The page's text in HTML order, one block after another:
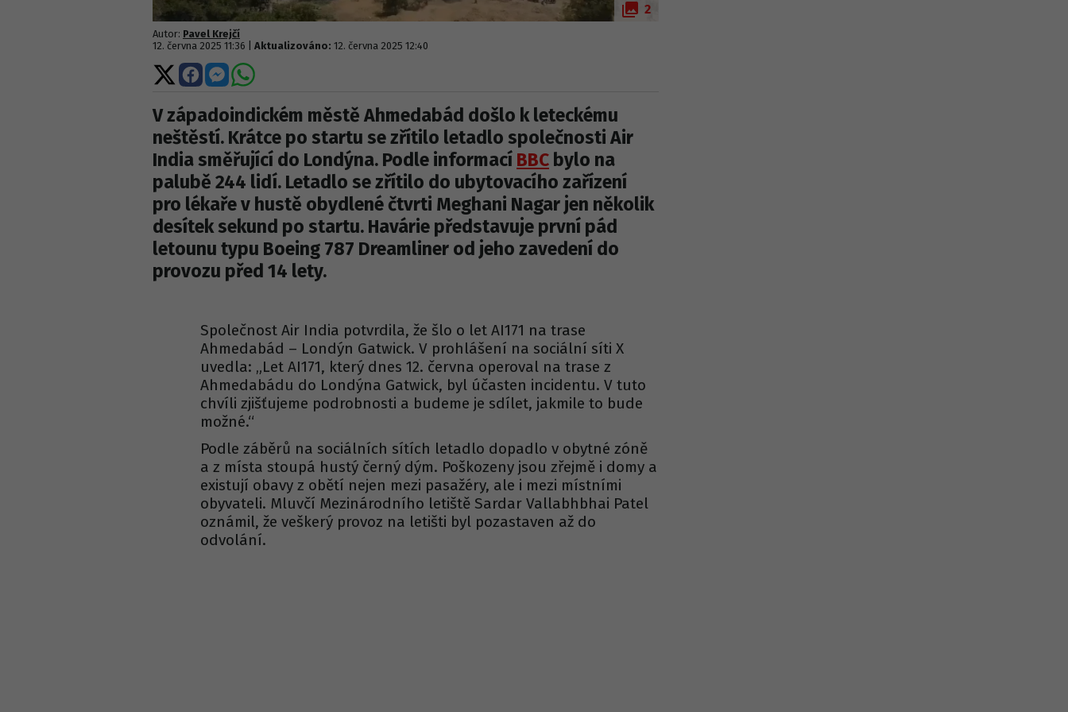
2
Autor: Pavel Krejčí
12. června 2025 11:36 | Aktualizováno: 12. června 2025 12:40
Sdílet
na
Sdílet
na
Sdílet
na
Sdílet
V západoindickém městě Ahmedabád došlo k leteckému
neštěstí. Krátce po startu se zřítilo letadlo společnosti Air
India směřující do Londýna. Podle informací BBC bylo na
palubě 244 lidí. Letadlo se zřítilo do ubytovacího zařízení
pro lékaře v hustě obydlené čtvrti Meghani Nagar jen několik
desítek sekund po startu. Havárie představuje první pád
letounu typu Boeing 787 Dreamliner od jeho zavedení do
provozu před 14 lety.
Společnost Air India potvrdila, že šlo o let AI171 na trase
Ahmedabád – Londýn Gatwick. V prohlášení na sociální síti X
uvedla: „Let AI171, který dnes 12. června operoval na trase z
Ahmedabádu do Londýna Gatwick, byl účasten incidentu. V tuto
chvíli zjišťujeme podrobnosti a budeme je sdílet, jakmile to bude
možné.“
Podle záběrů na sociálních sítích letadlo dopadlo v obytné zóně
a z místa stoupá hustý černý dým. Poškozeny jsou zřejmě i domy a
existují obavy z obětí nejen mezi pasažéry, ale i mezi místními
obyvateli. Mluvčí Mezinárodního letiště Sardar Vallabhbhai Patel
oznámil, že veškerý provoz na letišti byl pozastaven až do
odvolání.